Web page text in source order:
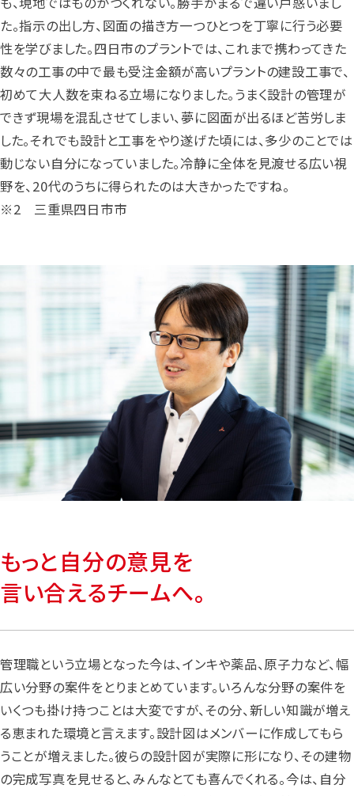
た。指示の出し方、図面の描き方一つひとつを丁寧に行う必要
性を学びました。四日市のプラントでは、これまで携わってきた
数々の工事の中で最も受注金額が高いプラントの建設工事で、
初めて大人数を束ねる立場になりました。うまく設計の管理が
できず現場を混乱させてしまい、夢に図面が出るほど苦労しま
した。それでも設計と工事をやり遂げた頃には、多少のことでは
動じない自分になっていました。冷静に全体を見渡せる広い視
野を、20代のうちに得られたのは大きかったですね。
※2 三重県四日市市
もっと自分の意見を
言い合えるチームへ。
管理職という立場となった今は、インキや薬品、原子力など、幅
広い分野の案件をとりまとめています。いろんな分野の案件を
いくつも掛け持つことは大変ですが、その分、新しい知識が増え
る恵まれた環境と言えます。設計図はメンバーに作成してもら
うことが増えました。彼らの設計図が実際に形になり、その建物
の完成写真を見せると、みんなとても喜んでくれる。今は、自分